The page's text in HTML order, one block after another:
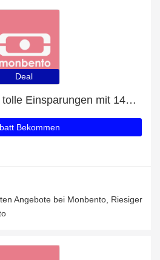
Deal
Neueste Angebote: tolle Einsparungen mit 14% Rabatt
Bekommen
Angebote bei Monbento, Riesiger